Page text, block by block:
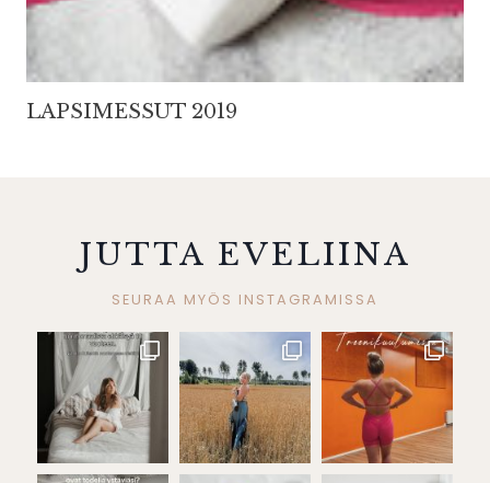
LAPSIMESSUT 2019
JUTTA EVELIINA
SEURAA MYÖS INSTAGRAMISSA